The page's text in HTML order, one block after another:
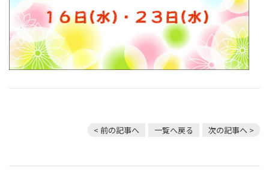
< 前の記事へ 一覧へ戻る 次の記事へ >